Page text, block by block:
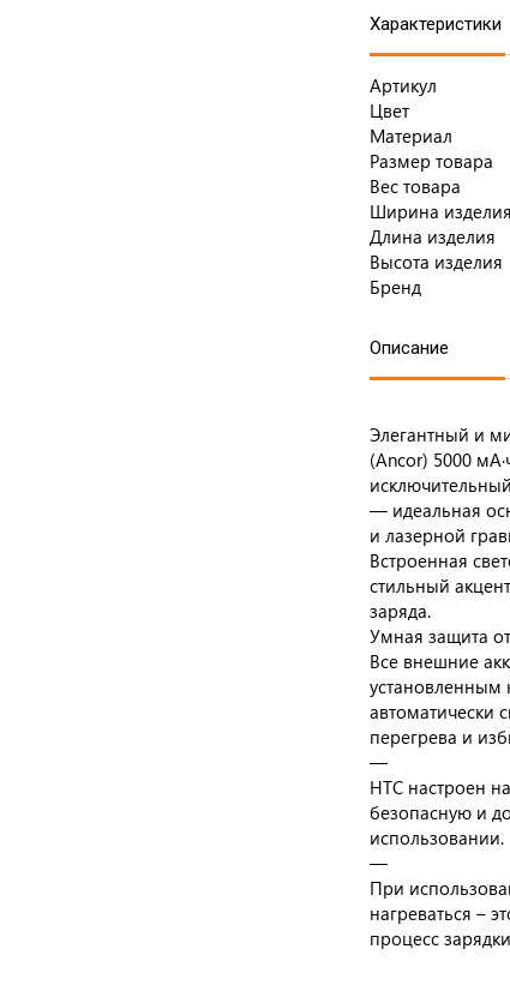
Характеристики
Артикул
Цвет
Материал
Размер товара
Вес товара
Ширина изделия
Длина изделия
Высота изделия
Бренд
Описание
Элегантный и
(Ancor) 5000
— идеальная
и лазерной
Встроенная
стильный
заряда.
Умная защита
Все внешние
установленным
автоматически
перегрева и
—
НТС настроен
безопасную и
использовании.
—
При
нагреваться –
процесс